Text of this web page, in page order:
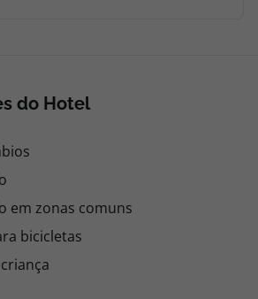
do Hotel
em zonas comuns
bicicletas